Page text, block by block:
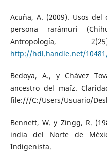
Acuña, A. (2009). Usos
persona rarámuri
Antropología,
http://hdl.handle.net/
Bedoya, A., y Chávez
ancestro del maíz.
file:///C:/Users/Usuario/
Bennett, W. y Zingg, R.
india del Norte de
Indigenista.